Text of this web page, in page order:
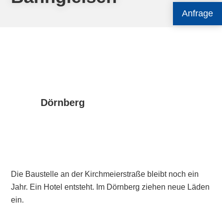
Anfrage
Dörnberg
Die Baustelle an der Kirchmeierstraße bleibt noch ein
Jahr. Ein Hotel entsteht. Im Dörnberg ziehen neue Läden
ein.